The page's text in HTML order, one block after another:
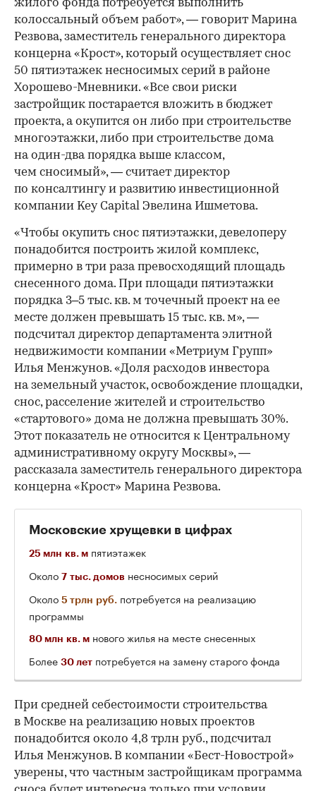
жилого фонда потребуется выполнить
колоссальный объем работ», — говорит Марина
Резвова, заместитель генерального директора
концерна «Крост», который осуществляет снос
50 пятиэтажек несносимых серий в районе
Хорошево-Мневники. «Все свои риски
застройщик постарается вложить в бюджет
проекта, а окупится он либо при строительстве
многоэтажки, либо при строительстве дома
на один-два порядка выше классом,
чем сносимый», — считает директор
по консалтингу и развитию инвестиционной
компании Key Capital Эвелина Ишметова.
«Чтобы окупить снос пятиэтажки, девелоперу
понадобится построить жилой комплекс,
примерно в три раза превосходящий площадь
снесенного дома. При площади пятиэтажки
порядка 3–5 тыс. кв. м точечный проект на ее
месте должен превышать 15 тыс. кв. м», —
подсчитал директор департамента элитной
недвижимости компании «Метриум Групп»
Илья Менжунов. «Доля расходов инвестора
на земельный участок, освобождение площадки,
снос, расселение жителей и строительство
«стартового» дома не должна превышать 30%.
Этот показатель не относится к Центральному
административному округу Москвы», —
рассказала заместитель генерального директора
концерна «Крост» Марина Резвова.
Московские хрущевки в цифрах
25 млн кв. м пятиэтажек
Около 7 тыс. домов несносимых серий
Около 5 трлн руб. потребуется на реализацию
программы
80 млн кв. м нового жилья на месте снесенных
Более 30 лет потребуется на замену старого фонда
При средней себестоимости строительства
в Москве на реализацию новых проектов
понадобится около 4,8 трлн руб., подсчитал
Илья Менжунов. В компании «Бест-Новострой»
уверены, что частным застройщикам программа